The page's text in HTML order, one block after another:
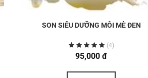
SON SIÊU DƯỠNG MÔI MÈ ĐEN
(4)
95,000 đ